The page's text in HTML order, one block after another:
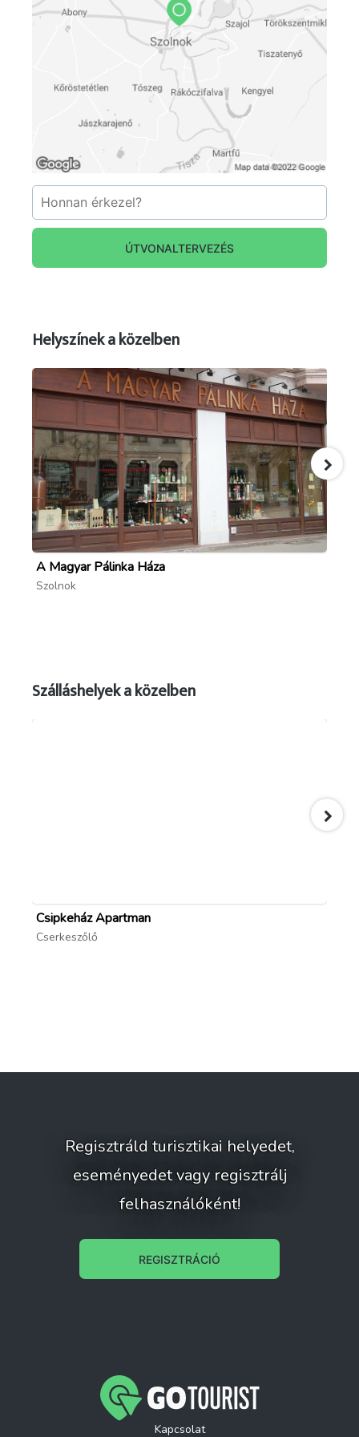
"újjáépített" épületet. Schwajda György igazgató
a színház müködéséért 1990.tavaszán már nem
vállalhatta a felelősséget. A mostani
színházépület tervezése, építése szűk két évig
tartott. Az építésztervező Siklós Mária, a
belsőépítész Schinagl Gábor volt. A generál
vállalkozó a jugoszláviai Ingra Zagrab volt, a
generál kivitelező pedig a Zagorje Varazdin. Az új
színházépületet 1991. április 11-én adták át
rendeltetésének.
Forrás: szigligeti-szinhaz.hu ; Kertek999 ;
wikipedia.org/wiki/Szigligeti_Színház_(Szolnok)#/
_Szolnok.jpg
ÚTVONALTERVEZÉS
Helyszínek a közelben
A Magyar Pálinka Háza
Szolnok
Szálláshelyek a közelben
Csipkeház Apartman
Cserkeszőlő
Regisztráld turisztikai helyedet,
eseményedet vagy regisztrálj
felhasználóként!
REGISZTRÁCIÓ
Kapcsolat